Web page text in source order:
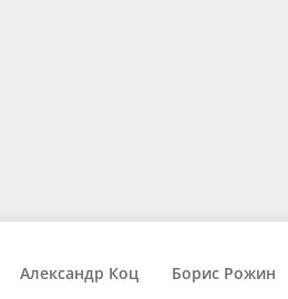
Александр Коц Борис Рожин